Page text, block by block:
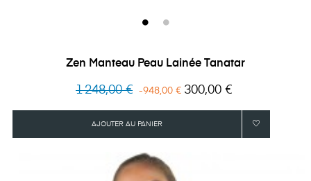
Zen Manteau Peau Lainée Tanatar
Prix
1 248,00 € -948,00 € Prix
300,00 €
AJOUTER AU PANIER